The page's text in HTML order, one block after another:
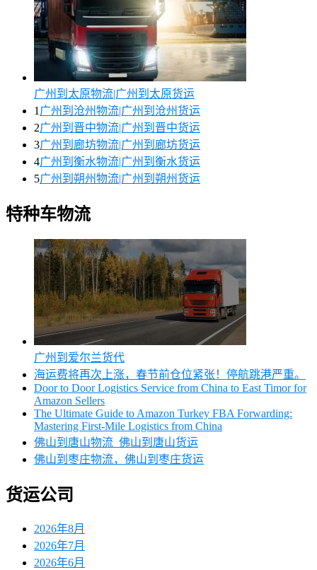
广州到太原物流|广州到太原货运
1 广州到沧州物流|广州到沧州货运
2广州到晋中物流|广州到晋中货运
3广州到廊坊物流|广州到廊坊货运
4广州到衡水物流|广州到衡水货运
5广州到朔州物流|广州到朔州货运
特种车物流
广州到爱尔兰货代
海运费将再次上涨，春节前仓位紧张！停航跳港严重。
Door to Door Logistics Service from China to East Timor for
Amazon Sellers
The Ultimate Guide to Amazon Turkey FBA Forwarding:
Mastering First-Mile Logistics from China
佛山到唐山物流_佛山到唐山货运
佛山到枣庄物流，佛山到枣庄货运
货运公司
2026年8月
2026年7月
2026年6月